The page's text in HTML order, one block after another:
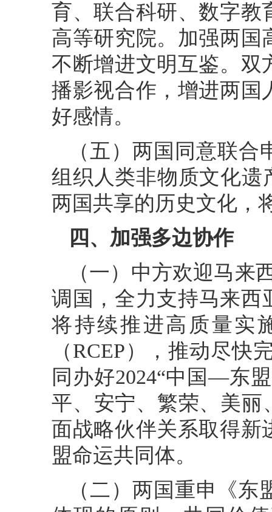
育、联合科研、数字教
高等研究院。加强两国
不断增进文明互鉴。双
播影视合作，增进两国
好感情。
（五）两国同意联
组织人类非物质文化遗
两国共享的历史文化，
四、加强多边协作
（一）中方欢迎马
调国，全力支持马来西
将持续推进高质量实
（RCEP），推动尽
同办好2024“中国—东
平、安宁、繁荣、美丽
面战略伙伴关系取得
盟命运共同体。
（二）两国重申《